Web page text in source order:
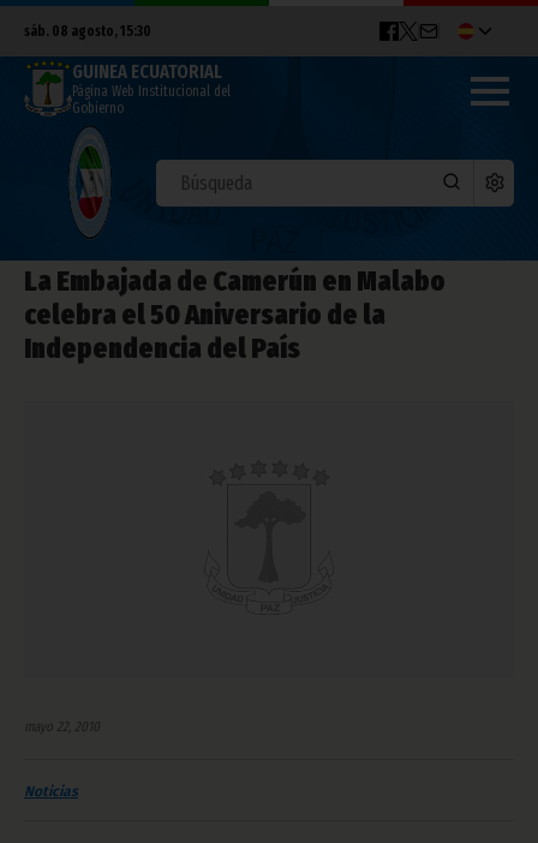
sáb. 08 agosto, 15:30
GUINEA ECUATORIAL
Página Web Institucional del
Gobierno
La Embajada de Camerún en Malabo
celebra el 50 Aniversario de la
Independencia del País
mayo 22, 2010
Noticias